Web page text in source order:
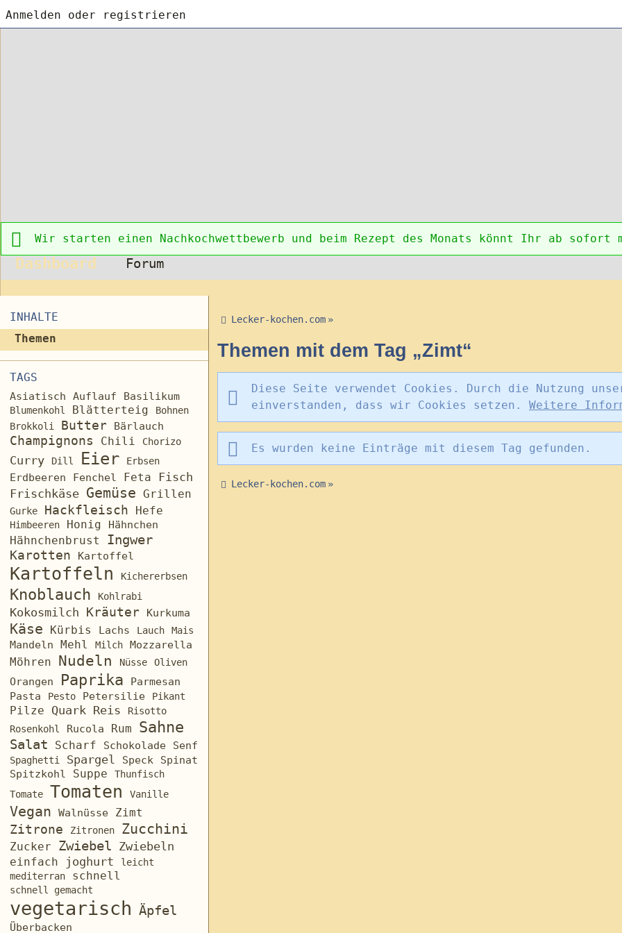
Anmelden oder registrieren
Wir starten einen Nachkochwettbewerb und beim Rezept des Monats könnt Ihr ab sofort mit
Dashboard Forum
INHALTE
Themen
TAGS
Asiatisch Auflauf
Basilikum
Blumenkohl
Blätterteig
Bohnen
Brokkoli
Butter Bärlauch
Champignons Chili Chorizo
Curry Dill Eier Erbsen
Erdbeeren Fenchel Feta
Fisch
Frischkäse Gemüse Grillen
Gurke Hackfleisch Hefe
Himbeeren Honig Hähnchen
Hähnchenbrust
Ingwer
Karotten
Kartoffel
Kartoffeln Kichererbsen
Knoblauch Kohlrabi
Kokosmilch Kräuter Kurkuma
Käse Kürbis Lachs Lauch
Mais
Mandeln
Mehl Milch Mozzarella
Möhren Nudeln Nüsse Oliven
Orangen Paprika
Parmesan
Pasta
Pesto Petersilie Pikant
Pilze Quark Reis
Risotto
Rosenkohl
Rucola Rum Sahne
Salat Scharf Schokolade Senf
Spaghetti Spargel Speck Spinat
Spitzkohl Suppe
Thunfisch
Tomate
Tomaten Vanille
Vegan Walnüsse Zimt
Zitrone Zitronen Zucchini
Zucker Zwiebel
Zwiebeln
einfach
joghurt
leicht
mediterran
schnell
schnell gemacht
vegetarisch Äpfel
Überbacken
Lecker-kochen.com »
Themen mit dem Tag „Zimt“
Diese Seite verwendet Cookies. Durch die Nutzung
einverstanden, dass wir Cookies setzen. Weitere
Es wurden keine Einträge mit diesem Tag gefunden.
Lecker-kochen.com »